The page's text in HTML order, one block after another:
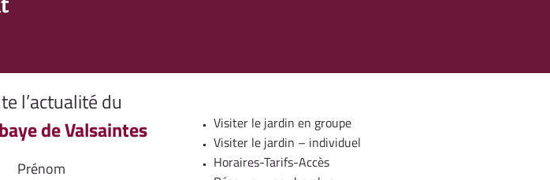
l’actualité du
de Valsaintes
Prénom
Visiter le jardin en groupe
Visiter le jardin – individuel
Horaires-Tarifs-Accès